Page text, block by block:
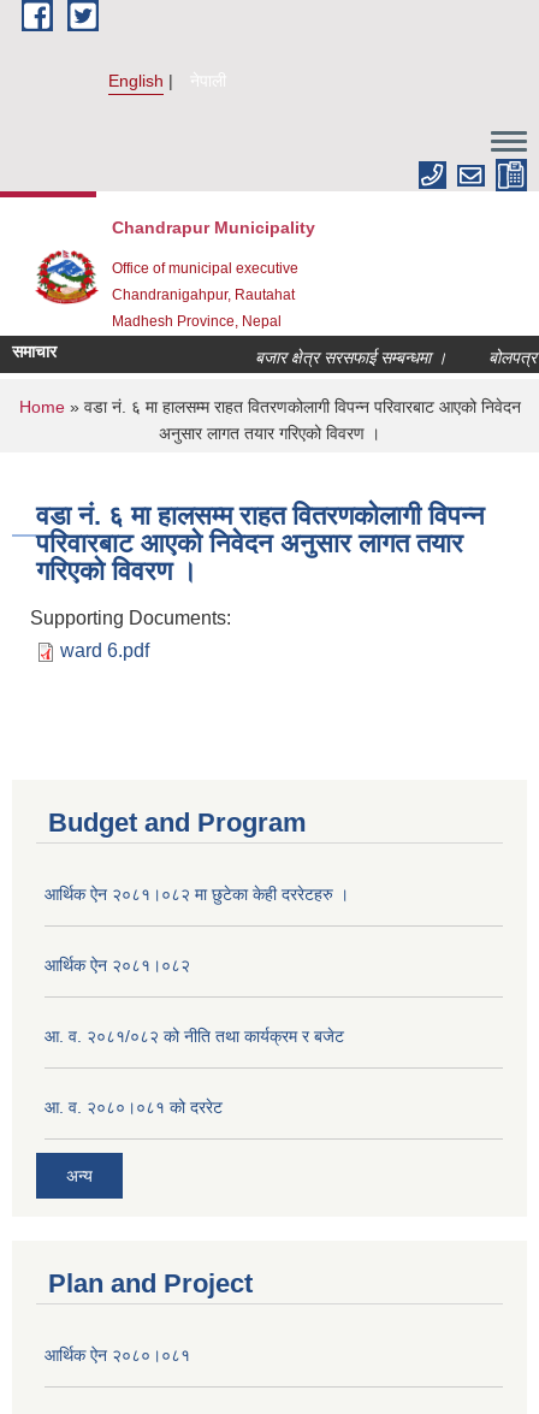
Skip to main content
English नेपाली
Chandrapur Municipality
Office of municipal executive
Chandranigahpur, Rautahat
Madhesh Province, Nepal
समाचार बजार क्षेत्र सरसफाई सम्बन्धमा । बोलपत्र
You are here
Home» वडा नं. ६ मा हालसम्म राहत वितरणकोलागी विपन्न परिवारबाट आएको निवेदन
अनुसार लागत तयार गरिएको विवरण ।
वडा नं. ६ मा हालसम्म राहत वितरणकोलागी विपन्न
परिवारबाट आएको निवेदन अनुसार लागत तयार
गरिएको विवरण ।
Supporting Documents:
ward 6.pdf
Budget and Program
आर्थिक ऐन २०८१।०८२ मा छुटेका केही दररेटहरु ।
आर्थिक ऐन २०८१।०८२
आ. व. २०८१/०८२ को नीति तथा कार्यक्रम र बजेट
आ. व. २०८०।०८१ को दररेट
अन्य
Plan and Project
आर्थिक ऐन २०८०।०८१